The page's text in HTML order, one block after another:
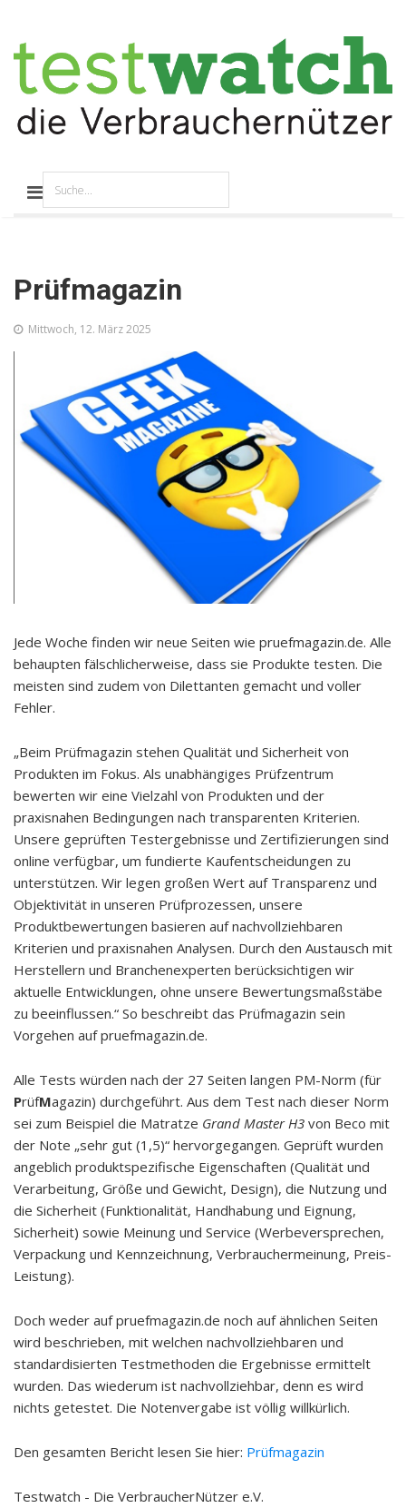
Prüfmagazin
Mittwoch, 12. März 2025
Jede Woche finden wir neue Seiten wie pruefmagazin.de. Alle
behaupten fälschlicherweise, dass sie Produkte testen. Die
meisten sind zudem von Dilettanten gemacht und voller
Fehler.
„Beim Prüfmagazin stehen Qualität und Sicherheit von
Produkten im Fokus. Als unabhängiges Prüfzentrum
bewerten wir eine Vielzahl von Produkten und der
praxisnahen Bedingungen nach transparenten Kriterien.
Unsere geprüften Testergebnisse und Zertifizierungen sind
online verfügbar, um fundierte Kaufentscheidungen zu
unterstützen. Wir legen großen Wert auf Transparenz und
Objektivität in unseren Prüfprozessen, unsere
Produktbewertungen basieren auf nachvollziehbaren
Kriterien und praxisnahen Analysen. Durch den Austausch mit
Herstellern und Branchenexperten berücksichtigen wir
aktuelle Entwicklungen, ohne unsere Bewertungsmaßstäbe
zu beeinflussen.“ So beschreibt das Prüfmagazin sein
Vorgehen auf pruefmagazin.de.
Alle Tests würden nach der 27 Seiten langen PM-Norm (für
PrüfMagazin) durchgeführt. Aus dem Test nach dieser Norm
sei zum Beispiel die Matratze Grand Master H3 von Beco mit
der Note „sehr gut (1,5)“ hervorgegangen. Geprüft wurden
angeblich produktspezifische Eigenschaften (Qualität und
Verarbeitung, Größe und Gewicht, Design), die Nutzung und
die Sicherheit (Funktionalität, Handhabung und Eignung,
Sicherheit) sowie Meinung und Service (Werbeversprechen,
Verpackung und Kennzeichnung, Verbrauchermeinung, Preis-
Leistung).
Doch weder auf pruefmagazin.de noch auf ähnlichen Seiten
wird beschrieben, mit welchen nachvollziehbaren und
standardisierten Testmethoden die Ergebnisse ermittelt
wurden. Das wiederum ist nachvollziehbar, denn es wird
nichts getestet. Die Notenvergabe ist völlig willkürlich.
Den gesamten Bericht lesen Sie hier: Prüfmagazin
Testwatch - Die VerbraucherNützer e.V.